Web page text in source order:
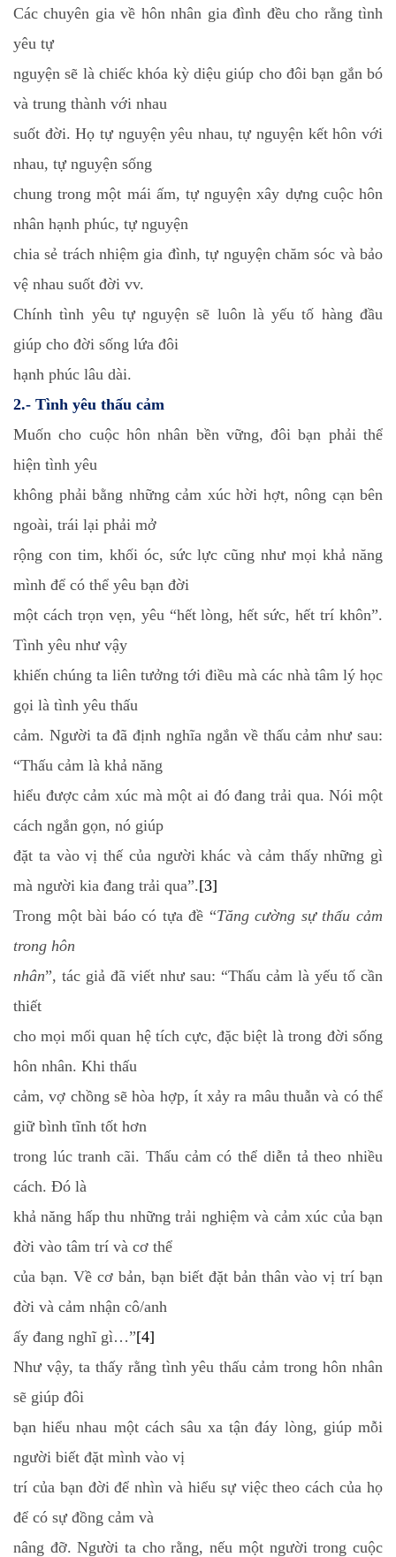
Các chuyên gia về hôn nhân gia đình đều cho rằng tình
yêu tự
nguyện sẽ là chiếc khóa kỳ diệu giúp cho đôi bạn gắn bó
và trung thành với nhau
suốt đời. Họ tự nguyện yêu nhau, tự nguyện kết hôn với
nhau, tự nguyện sống
chung trong một mái ấm, tự nguyện xây dựng cuộc hôn
nhân hạnh phúc, tự nguyện
chia sẻ trách nhiệm gia đình, tự nguyện chăm sóc và bảo
vệ nhau suốt đời vv.
Chính tình yêu tự nguyện sẽ luôn là yếu tố hàng đầu
giúp cho đời sống lứa đôi
hạnh phúc lâu dài.
2.- Tình yêu thấu cảm
Muốn cho cuộc hôn nhân bền vững, đôi bạn phải thể
hiện tình yêu
không phải bằng những cảm xúc hời hợt, nông cạn bên
ngoài, trái lại phải mở
rộng con tim, khối óc, sức lực cũng như mọi khả năng
mình để có thể yêu bạn đời
một cách trọn vẹn, yêu “hết lòng, hết sức, hết trí khôn”.
Tình yêu như vậy
khiến chúng ta liên tưởng tới điều mà các nhà tâm lý học
gọi là tình yêu thấu
cảm. Người ta đã định nghĩa ngắn về thấu cảm như sau:
“Thấu cảm là khả năng
hiểu được cảm xúc mà một ai đó đang trải qua. Nói một
cách ngắn gọn, nó giúp
đặt ta vào vị thế của người khác và cảm thấy những gì
mà người kia đang trải qua”.[3]
Trong một bài báo có tựa đề “Tăng cường sự thấu cảm
trong hôn
nhân”, tác giả đã viết như sau: “Thấu cảm là yếu tố cần
thiết
cho mọi mối quan hệ tích cực, đặc biệt là trong đời sống
hôn nhân. Khi thấu
cảm, vợ chồng sẽ hòa hợp, ít xảy ra mâu thuẫn và có thể
giữ bình tĩnh tốt hơn
trong lúc tranh cãi. Thấu cảm có thể diễn tả theo nhiều
cách. Đó là
khả năng hấp thu những trải nghiệm và cảm xúc của bạn
đời vào tâm trí và cơ thể
của bạn. Về cơ bản, bạn biết đặt bản thân vào vị trí bạn
đời và cảm nhận cô/anh
ấy đang nghĩ gì…”[4]
Như vậy, ta thấy rằng tình yêu thấu cảm trong hôn nhân
sẽ giúp đôi
bạn hiểu nhau một cách sâu xa tận đáy lòng, giúp mỗi
người biết đặt mình vào vị
trí của bạn đời để nhìn và hiểu sự việc theo cách của họ
để có sự đồng cảm và
nâng đỡ. Người ta cho rằng, nếu một người trong cuộc